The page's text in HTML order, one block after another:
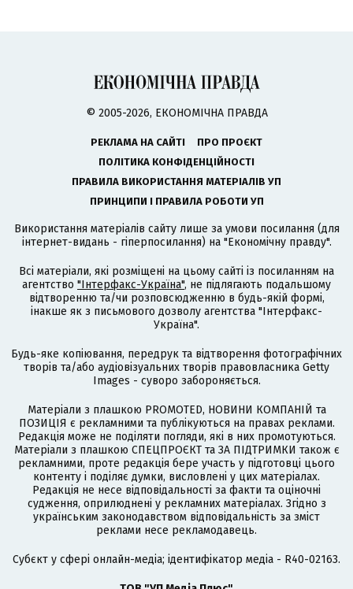
© 2005-2026, ЕКОНОМІЧНА ПРАВДА
РЕКЛАМА НА САЙТІ
ПРО ПРОЄКТ
ПОЛІТИКА КОНФІДЕНЦІЙНОСТІ
ПРАВИЛА ВИКОРИСТАННЯ МАТЕРІАЛІВ УП
ПРИНЦИПИ І ПРАВИЛА РОБОТИ УП
Використання матеріалів сайту лише за умови посилання (для
інтернет-видань - гіперпосилання) на "Економічну правду".
Всі матеріали, які розміщені на цьому сайті із посиланням на
агентство "Інтерфакс-Україна", не підлягають подальшому
відтворенню та/чи розповсюдженню в будь-якій формі,
інакше як з письмового дозволу агентства "Інтерфакс-
Україна".
Будь-яке копіювання, передрук та відтворення фотографічних
творів та/або аудіовізуальних творів правовласника Getty
Images - суворо забороняється.
Матеріали з плашкою PROMOTED, НОВИНИ КОМПАНІЙ та
ПОЗИЦІЯ є рекламними та публікуються на правах реклами.
Редакція може не поділяти погляди, які в них промотуються.
Матеріали з плашкою СПЕЦПРОЄКТ та ЗА ПІДТРИМКИ також є
рекламними, проте редакція бере участь у підготовці цього
контенту і поділяє думки, висловлені у цих матеріалах.
Редакція не несе відповідальності за факти та оціночні
судження, оприлюднені у рекламних матеріалах. Згідно з
українським законодавством відповідальність за зміст
реклами несе рекламодавець.
Cубєкт у сфері онлайн-медіа; ідентифікатор медіа - R40-02163.